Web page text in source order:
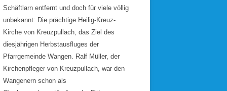
Schäftlarn entfernt und doch für viele völlig
unbekannt: Die prächtige Heilig-Kreuz-
Kirche von Kreuzpullach, das Ziel des
diesjährigen Herbstausfluges der
Pfarrgemeinde Wangen. Ralf Müller, der
Kirchenpfleger von Kreuzpullach, war den
Wangenern schon als